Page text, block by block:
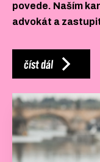
povede. Naším
advokát a
číst dál